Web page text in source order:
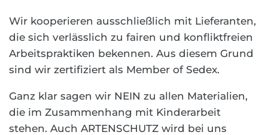
Wir kooperieren ausschließlich mit Lieferanten,
die sich verlässlich zu fairen und konfliktfreien
Arbeitspraktiken bekennen. Aus diesem Grund
sind wir zertifiziert als Member of Sedex.
Ganz klar sagen wir NEIN zu allen Materialien,
die im Zusammenhang mit Kinderarbeit
stehen. Auch ARTENSCHUTZ wird bei uns